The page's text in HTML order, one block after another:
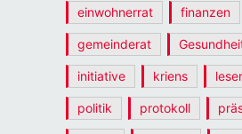
einwohnerrat finanzen
gemeinderat
initiative kriens
politik protokoll